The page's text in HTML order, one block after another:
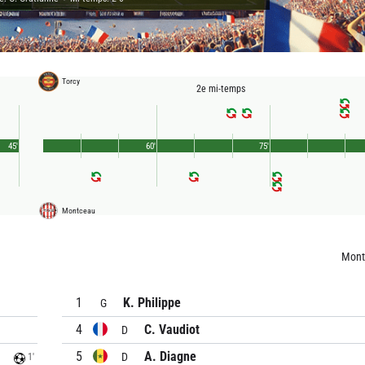
45'
Torcy
2e mi-temps
Montceau
60' 75'
1'
1 G
K. Philippe
4
D
C. Vaudiot
5
D A. Diagne